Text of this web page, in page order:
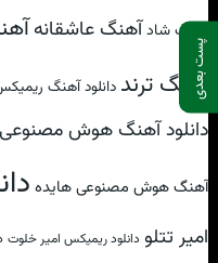
پست بعدی
آهنگ شادآهنگ عاشقانه
آهنگ ترند دانلود آهنگ
دانلود آهنگ هوش مصنوعی
آهنگ هوش مصنوعی هایده
امیر تتلو دانلود ریمیکس امیر خلوت